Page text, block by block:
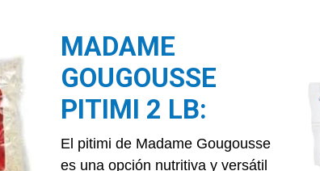
MADAME
GOUGOUSSE
PITIMI 2 LB:
El pitimi de Madame Gougousse
es una opción nutritiva y versátil